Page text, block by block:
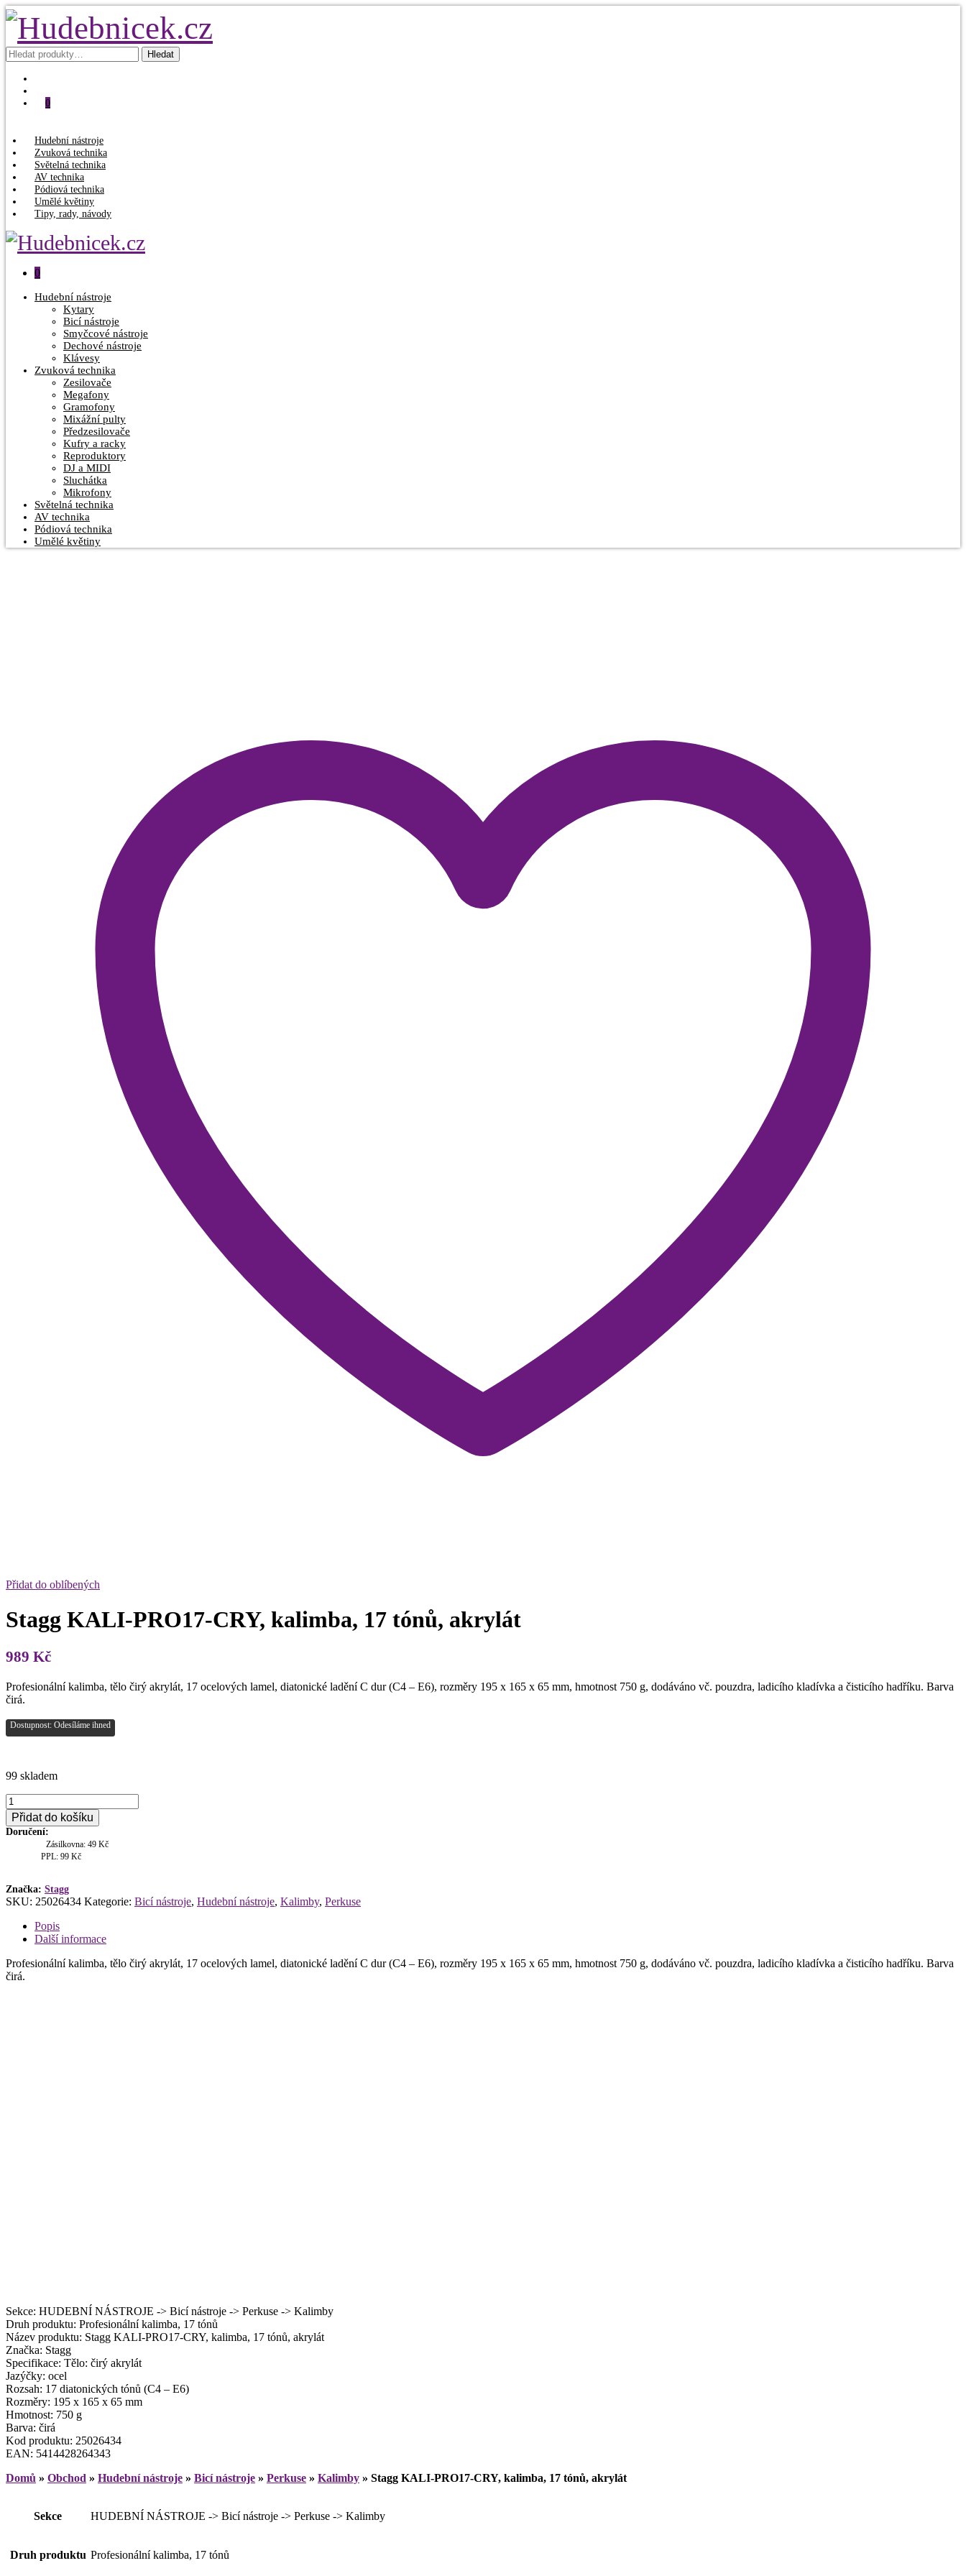
Hledat: Hledat
0
Hudební nástroje
Zvuková technika
Světelná technika
AV technika
Pódiová technika
Umělé květiny
Tipy, rady, návody
0
Hudební nástroje
Kytary
Bicí nástroje
Smyčcové nástroje
Dechové nástroje
Klávesy
Zvuková technika
Zesilovače
Megafony
Gramofony
Mixážní pulty
Předzesilovače
Kufry a racky
Reproduktory
DJ a MIDI
Sluchátka
Mikrofony
Světelná technika
AV technika
Pódiová technika
Umělé květiny
Přidat do oblíbených
Stagg KALI-PRO17-CRY, kalimba, 17 tónů, akrylát
989 Kč
Profesionální kalimba, tělo čirý akrylát, 17 ocelových lamel, diatonické ladění C dur (C4 – E6), rozměry 195 x 165 x 65 mm, hmotnost 750 g, dodáváno vč. pouzdra, ladicího kladívka a čisticího hadříku. Barva
čirá.
Dostupnost: Odesíláme ihned
99 skladem
Stagg
KALI-
PRO17-
CRY,
kalimba,
akrylát
množství
Přidat do košíku
Doručení:
Zásilkovna: 49 Kč
PPL: 99 Kč
Značka: Stagg
SKU: 25026434 Kategorie: Bicí nástroje, Hudební nástroje, Kalimby, Perkuse
Popis
Další informace
Profesionální kalimba, tělo čirý akrylát, 17 ocelových lamel, diatonické ladění C dur (C4 – E6), rozměry 195 x 165 x 65 mm, hmotnost 750 g, dodáváno vč. pouzdra, ladicího kladívka a čisticího hadříku. Barva
čirá.
Sekce: HUDEBNÍ NÁSTROJE -> Bicí nástroje -> Perkuse -> Kalimby
Druh produktu: Profesionální kalimba, 17 tónů
Název produktu: Stagg KALI-PRO17-CRY, kalimba, 17 tónů, akrylát
Značka: Stagg
Specifikace: Tělo: čirý akrylát
Jazýčky: ocel
Rozsah: 17 diatonických tónů (C4 – E6)
Rozměry: 195 x 165 x 65 mm
Hmotnost: 750 g
Barva: čirá
Kod produktu: 25026434
EAN: 5414428264343
Domů » Obchod » Hudební nástroje » Bicí nástroje » Perkuse » Kalimby » Stagg KALI-PRO17-CRY, kalimba, 17 tónů, akrylát
Sekce HUDEBNÍ NÁSTROJE -> Bicí nástroje -> Perkuse -> Kalimby
Druh produktu Profesionální kalimba, 17 tónů